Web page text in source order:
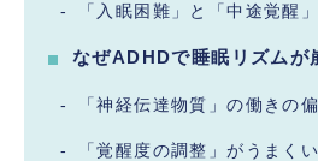
「入眠困難」と「中途覚醒」
なぜADHDで睡眠リズムが
「神経伝達物質」の働きの
「覚醒度の調整」がうまく